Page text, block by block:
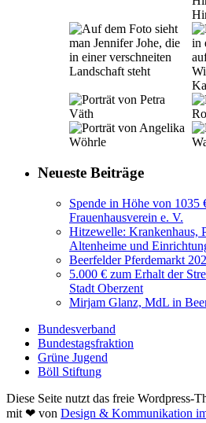
Neueste Beiträge
Spende in Höhe von 1035
Frauenhausverein e. V.
Hitzewelle: Krankenhaus,
Altenheime und
Beerfelder Pferdemarkt
5.000 € zum Erhalt der
Stadt Oberzent
Mirjam Glanz, MdL in
Bundesverband
Bundestagsfraktion
Grüne Jugend
Böll Stiftung
Diese Seite nutzt das freie Wordpress-
mit ❤ von Design & Kommunikation